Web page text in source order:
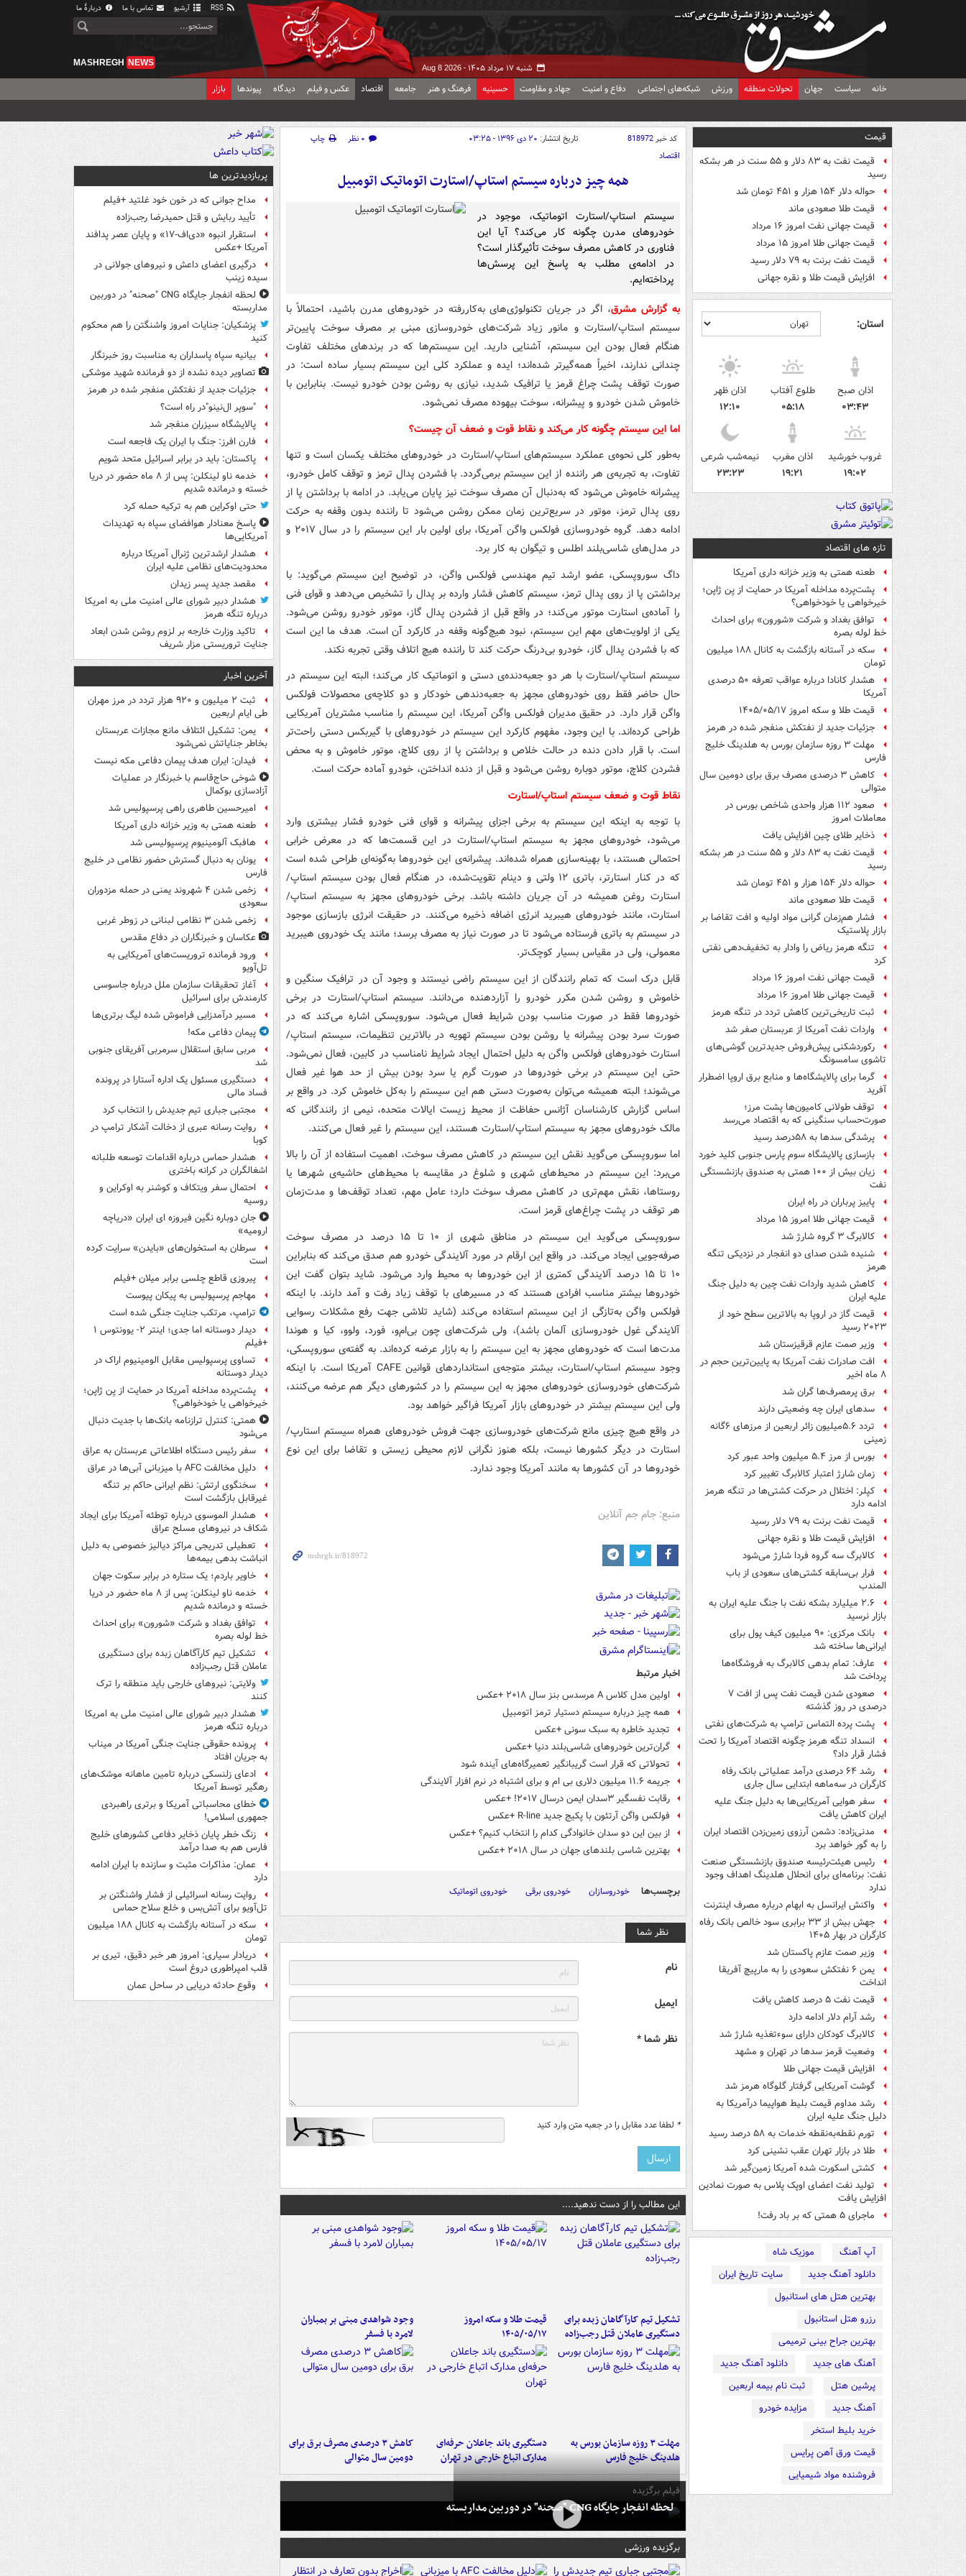
آرشیو تماس با ما دربارهٔ ما
شنبه ۱۷ مرداد ۱۴۰۵ - Aug 8 2026
MASHREGH NEWS
خانه سیاست جهان تحولات منطقه ورزش شبکه‌های اجتماعی دفاع و امنیت جهاد و مقاومت حسینیه فرهنگ و هنر جامعه اقتصاد عکس و فیلم دیدگاه پیوندها بازار
قیمت
قیمت نفت به ۸۳ دلار و ۵۵ سنت در هر بشکه
رسید
حواله دلار ۱۵۴ هزار و ۴۵۱ تومان شد
قیمت طلا صعودی ماند
قیمت جهانی نفت امروز ۱۶ مرداد
قیمت جهانی طلا امروز ۱۵ مرداد
قیمت نفت برنت به ۷۹ دلار رسید
افزایش قیمت طلا و نقره جهانی
استان:
اذان صبح
۰۳:۴۳
طلوع آفتاب
۰۵:۱۸
اذان ظهر
۱۲:۱۰
غروب خورشید
۱۹:۰۲
اذان مغرب
۱۹:۲۱
نیمه‌شب شرعی
۲۳:۲۳
تازه های اقتصاد
طعنه همتی به وزیر خزانه داری آمریکا
پشت‌پرده مداخله آمریکا در حمایت از یِن ژاپن؛
خیرخواهی یا خودخواهی؟
توافق بغداد و شرکت «شورون» برای احداث
خط لوله بصره
سکه در آستانه بازگشت به کانال ۱۸۸ میلیون
تومان
هشدار کانادا درباره عواقب تعرفه ۵۰ درصدی
آمریکا
قیمت طلا و سکه امروز ۱۴۰۵/۰۵/۱۷
جزئیات جدید از نفتکش منفجر شده در هرمز
مهلت ۳ روزه سازمان بورس به هلدینگ خلیج
فارس
کاهش ۳ درصدی مصرف برق برای دومین سال
متوالی
صعود ۱۱۲ هزار واحدی شاخص بورس در
معاملات امروز
ذخایر طلای چین افزایش یافت
قیمت نفت به ۸۳ دلار و ۵۵ سنت در هر بشکه
رسید
حواله دلار ۱۵۴ هزار و ۴۵۱ تومان شد
قیمت طلا صعودی ماند
فشار هم‌زمان گرانی مواد اولیه و افت تقاضا بر
بازار پلاستیک
تنگه هرمز ریاض را وادار به تخفیف‌دهی نفتی
کرد
قیمت جهانی نفت امروز ۱۶ مرداد
قیمت جهانی طلا امروز ۱۶ مرداد
ثبت تاریخی‌ترین کاهش تردد در تنگه هرمز
واردات نفت آمریکا از عربستان صفر شد
رکوردشکنی پیش‌فروش جدیدترین گوشی‌های
تاشوی سامسونگ
گرما برای پالایشگاه‌ها و منابع برق اروپا اضطرار
آفرید
توقف طولانی کامیون‌ها پشت مرز؛
صورت‌حساب سنگینی که به اقتصاد می‌رسد
پرشدگی سدها به ۵۸درصد رسید
بازسازی پالایشگاه سوم پارس جنوبی کلید خورد
زیان بیش از ۱۰۰ همتی به صندوق‌ بازنشستگی
نفت
پاییز پرباران در راه ایران
قیمت جهانی طلا امروز ۱۵ مرداد
کالابرگ ۳ گروه شارژ شد
شنیده شدن صدای دو انفجار در نزدیکی تنگه
هرمز
کاهش شدید واردات نفت چین به دلیل جنگ
علیه ایران
قیمت گاز در اروپا به بالاترین سطح خود از
۲۰۲۳ رسید
وزیر صمت عازم قرقیزستان شد
افت صادرات نفت آمریکا به پایین‌ترین حجم در
۸ ماه اخیر
برق پرمصرف‌ها گران شد
سدهای ایران چه وضعیتی دارند
تردد ۵.۶میلیون زائر اربعین از مرزهای ۶گانه
زمینی
بورس از مرز ۵.۴ میلیون واحد عبور کرد
زمان شارژ اعتبار کالابرگ تغییر کرد
کپلر: اختلال در حرکت کشتی‌ها در تنگه هرمز
ادامه دارد
قیمت نفت برنت به ۷۹ دلار رسید
افزایش قیمت طلا و نقره جهانی
کالابرگ سه گروه فردا شارژ می‌شود
فرار بی‌سابقه کشتی‌های سعودی از باب
المندب
۲.۶ میلیارد بشکه نفت با جنگ علیه ایران به
بازار نرسید
بانک مرکزی: ۹۰ میلیون کیف پول برای
ایرانی‌ها ساخته شد
عارف: تمام بدهی کالابرگ به فروشگاه‌ها
پرداخت شد
صعودی شدن قیمت نفت پس از افت ۷
درصدی در روز گذشته
پشت پرده التماس ترامپ به شرکت‌های نفتی
انسداد تنگه هرمز چگونه اقتصاد آمریکا را تحت
فشار قرار داد؟
رشد ۶۴ درصدی درآمد عملیاتی بانک رفاه
کارگران در سه‌ماهه ابتدایی سال جاری
سفر هوایی آمریکایی‌ها به دلیل جنگ علیه
ایران کاهش یافت
مدنی‌زاده: دشمن آرزوی زمین‌زدن اقتصاد ایران
را به گور خواهد برد
رئیس هیئت‌رئیسه صندوق بازنشستگی صنعت
نفت: برنامه‌ای برای انحلال هلدینگ اهداف وجود
ندارد
واکنش ایرانسل به ابهام درباره مصرف اینترنت
جهش بیش از ۳۳ برابری سود خالص بانک رفاه
کارگران در بهار ۱۴۰۵
وزیر صمت عازم پاکستان شد
یمن ۶ نفتکش سعودی را به مارپیچ آفریقا
انداخت
قیمت نفت ۵ درصد کاهش یافت
رشد آرام دلار ادامه دارد
کالابرگ کودکان دارای سوءتغذیه شارژ شد
وضعیت قرمز سدها در تهران و مشهد
افزایش قیمت جهانی طلا
گوشت آمریکایی گرفتار گلوگاه هرمز شد
رشد مداوم قیمت بلیط هواپیما درآمریکا به
دلیل جنگ علیه ایران
تورم نقطه‌به‌نقطه خدمات به ۵۸ درصد رسید
طلا در بازار تهران عقب نشینی کرد
کشتی اسکورت شده آمریکا زمین‌گیر شد
تولید نفت اعضای اوپک پلاس به صورت نمادین
افزایش یافت
ماجرای ۵ همتی که بر باد رفت!
آپ آهنگ
موزیک شاه
دانلود آهنگ جدید
سایت تاریخ ایران
بهترین هتل های استانبول
رزرو هتل استانبول
بهترین جراح بینی ترمیمی
آهنگ های جدید
دانلود آهنگ جدید
پرشین هتل
ثبت نام بیمه اربعین
آهنگ جدید
مزایده خودرو
خرید بلیط استخر
قیمت ورق آهن پرایس
فروشنده مواد شیمیایی
کد خبر818972 تاریخ انتشار: ۲۰ دی ۱۳۹۶ - ۰۳:۲۵ ۰ نظر
چاپ
اقتصاد
همه چیز درباره سیستم استاپ/استارت اتوماتیک اتومبیل
سیستم استاپ/استارت اتوماتیک، موجود در
خودروهای مدرن چگونه کار می‌کند؟ آیا این
فناوری در کاهش مصرف سوخت تأثیرگذار است؟
در ادامه‌ی مطلب به پاسخ این پرسش‌ها
پرداخته‌ایم.
به گزارش مشرق، اگر در جریان تکنولوژی‌های به‌کاررفته در خودروهای مدرن باشید، احتمالاً با
سیستم استاپ/استارت و مانور زیاد شرکت‌های خودروسازی مبنی بر مصرف سوخت پایین‌تر
هنگام فعال بودن این سیستم، آشنایی دارید. این سیستم‌ها که در برندهای مختلف تفاوت
چندانی ندارند، اخیراً همه‌گیرتر شده‌اند؛ ایده‌ و عملکرد کلی این سیستم بسیار ساده است: در
صورت توقف پشت چراغ قرمز یا ترافیک شدید، نیازی به روشن بودن خودرو نیست. بنابراین با
خاموش شدن خودرو و پیشرانه، سوخت بیهوده مصرف نمی‌شود.
اما این سیستم چگونه کار می‌کند و نقاط قوت و ضعف آن چیست؟
به‌طور کلی نحوه‌ی عملکرد سیستم‌های استاپ/استارت در خودروهای مختلف یکسان است و تنها
تفاوت، به تجربه‌ی هر راننده از این سیستم برمی‌گردد. با فشردن پدال ترمز و توقف کامل خودرو،
پیشرانه خاموش می‌شود که به‌دنبال آن مصرف سوخت نیز پایان می‌یابد. در ادامه با برداشتن پا از
روی پدال ترمز، موتور در سریع‌ترین زمان ممکن روشن می‌شود تا راننده بدون وقفه به حرکت
ادامه دهد. گروه خودروسازی فولکس واگن آمریکا، برای اولین بار این سیستم را در سال ۲۰۱۷ و
در مدل‌های شاسی‌بلند اطلس و تیگوان به‌ کار برد.
داگ سوروپسکی، عضو ارشد تیم مهندسی فولکس واگن، در توضیح این سیستم می‌گوید: با
برداشتن پا از روی پدال ترمز، سیستم کاهش فشار وارده بر پدال را تشخیص می‌دهد و قوای فنی
را آماده‌ی استارت موتور می‌کند؛ در واقع قبل از فشردن پدال گاز، موتور خودرو روشن می‌شود.
یکی از اولویت‌های مهم این سیستم، نبود هیچ‌گونه وقفه در کارکرد آن است. هدف ما این است
که با فشردن پدال گاز، خودرو بی‌درنگ حرکت کند تا راننده هیچ اتلاف وقتی تجربه نکند.
سیستم استاپ/استارت با هر دو جعبه‌دنده‌ی دستی و اتوماتیک کار می‌کند؛ البته این سیستم در
حال حاضر فقط روی خودروهای مجهز به جعبه‌دنده‎ی خودکار و دو کلاچه‌ی محصولات فولکس
واگن قرار دارد. در حقیق مدیران فولکس واگن آمریکا، این سیستم را مناسب مشتریان آمریکایی
طراحی کرده‌اند. با این وجود، مفهوم کارکرد این سیستم در خودروهای با گیربکس دستی راحت‌تر
است. با قرار دادن دنده در حالت خلاص و برداشتن پا از روی کلاچ، موتور خاموش و به محض
فشردن کلاچ، موتور دوباره روشن می‌شود و قبل از دنده انداختن، خودرو آماده حرکت است.
نقاط قوت و ضعف سیستم استاپ/استارت
با توجه به اینکه این سیستم به برخی اجزای پیشرانه و قوای فنی خودرو فشار بیشتری وارد
می‌شود، خودروهای مجهز به سیستم استاپ/استارت در این قسمت‌ها که در معرض خرابی
احتمالی هستند، با بهینه‌سازی همراه شده‌اند. پیشرانه‌ی این خودروها به‌گونه‌ای طراحی شده‌ است
که در کنار استارتر، باتری ۱۲ ولتی و دینام تقویت‌شده، در هنگام فعال بودن سیستم استاپ/
استارت روغن همیشه در آن جریان داشته باشد. برخی خودروهای مجهز به سیستم استاپ/
استارت، مانند خودروهای هیبرید انرژی اضافه ذخیره می‌کنند. در حقیقت انرژی بازسازی موجود
در سیستم به باتری فرستاده می‌شود تا در صورت نیاز به مصرف برسد؛ مانند یک خودروی هیبرید
معمولی، ولی در مقیاس بسیار کوچک‌تر.
قابل درک است که تمام رانندگان از این سیستم راضی نیستند و وجود آن در ترافیک سنگین و
خاموش و روشن شدن مکرر خودرو را آزاردهنده می‌دانند. سیستم استاپ/استارت در برخی
خودروها فقط در صورت مناسب بودن شرایط فعال می‌شود. سوروپسکی اشاره می‌کند که در
صورت سرد بودن پیشرانه یا روشن بودن سیستم تهویه در بالاترین تنظیمات، سیستم استاپ/
استارت خودروهای فولکس واگن به دلیل احتمال ایجاد شرایط نامناسب در کابین، فعال نمی‌شود.
حتی این سیستم در برخی خودروها در صورت گرم یا سرد بودن بیش از حد هوا غیر فعال
می‌شوند؛ البته همیشه می‌توان به‌صورت دستی هم این سیستم را به‌کل خاموش کرد. در واقع بر
اساس گزارش کارشناسان آژانس حفاظت از محیط زیست ایالات متحده، نیمی از رانندگانی که
مالک خودروهای مجهز به سیستم استاپ/استارت هستند، این سیستم را غیر فعال می‌کنند.
اما سوروپسکی می‌گوید نقش این سیستم در کاهش مصرف سوخت، اهمیت استفاده از آن را بالا
می‌برد: این سیستم در محیط‌های شهری و شلوغ در مقایسه با محیط‌های حاشیه‌ی شهرها یا
روستاها، نقش مهم‌تری در کاهش مصرف سوخت دارد؛ عامل مهم، تعداد توقف‌ها و مدت‌زمان
هر توقف در پشت چراغ‌های قرمز است.
سوروپسکی می‌گوید این سیستم در مناطق شهری از ۱۰ تا ۱۵ درصد در مصرف سوخت
صرفه‌جویی ایجاد می‌کند. در واقع این ارقام در مورد آلایندگی خودرو هم صدق می‌کند که بنابراین
۱۰ تا ۱۵ درصد آلایندگی کمتری از این خودروها به محیط وارد می‌شود. شاید بتوان گفت این
خودروها بیشتر مناسب افرادی هستند که در مسیرهای با توقف زیاد رفت و آمد دارند. با اینکه
فولکس واگن به‌تازگی از این سیستم استفاده می‌کند (شاید تلاشی جهت رفع مشکلات رسوایی
آلایندگی غول خودروسازی آلمان باشد)، ولی شرکت‌های چون بی‌ام‌و، فورد، ولوو، کیا و هوندا
مدت‌ها است که خودروهای مجهز به این سیستم را به بازار عرضه کرده‌اند. به گفته‌ی سوروپسکی،
وجود سیستم استاپ/استارت، بیشتر متوجه‌ی استانداردهای قوانین CAFE آمریکا است. با اینکه
شرکت‌های خودروسازی خودروهای مجهز به این سیستم را در کشورهای دیگر هم عرضه می‌کنند،
ولی این سیستم بیشتر در خودروهای بازار آمریکا فراگیر خواهد بود.
در واقع هیچ چیزی مانع شرکت‌های خودروسازی جهت فروش خودروهای همراه سیستم استارپ/
استارت در دیگر کشورها نیست، بلکه هنوز نگرانی لازم محیطی زیستی و تقاضا برای این نوع
خودروها در آن کشورها به مانند آمریکا وجود ندارد.
منبع: جام جم آنلاین
اخبار مرتبط
اولین مدل کلاس A مرسدس بنز سال ۲۰۱۸ +عکس
همه چیز درباره سیستم دستیار ترمز اتومبیل
تجدید خاطره به سبک سونی +عکس
گران‌ترین خودروهای شاسی‌بلند دنیا +عکس
تحولاتی که قرار است گریبانگیر تعمیرگاه‌های آینده شود
جریمه ۱۱.۶ میلیون دلاری بی ام و برای اشتباه در نرم افزار آلایندگی
رقابت نفسگیر ۳سدان ایمن درسال ۲۰۱۷! +عکس
فولکس واگن آرتئون با پکیج جدید R-line +عکس
از بین این دو سدان خانوادگی کدام را انتخاب کنیم؟ +عکس
بهترین شاسی‌ بلندهای جهان در سال ۲۰۱۸ +عکس
برچسب‌ها خودروسازان خودروی برقی خودروی اتوماتیک
نظر شما
نام
ایمیل
نظر شما *
* لطفا عدد مقابل را در جعبه متن وارد کنید
این مطالب را از دست ندهید....
تشکیل تیم کارآگاهان زبده برای
دستگیری عاملان قتل رجب‌زاده
قیمت طلا و سکه امروز
۱۴۰۵/۰۵/۱۷
وجود شواهدی مبنی بر بمباران
لامرد با فسفر
مهلت ۳ روزه سازمان بورس به
هلدینگ خلیج فارس
دستگیری باند جاعلان حرفه‌ای
مدارک اتباع خارجی در تهران
کاهش ۳ درصدی مصرف برق برای
دومین سال متوالی
فیلم برگزیده
لحظه انفجار جایگاه CNG "صحنه" در دوربین مداربسته
برگزیده ورزشی
پربازدیدترین ها
مداح جوانی که در خون خود غلتید +فیلم
تأیید ربایش و قتل حمیدرضا رجب‌زاده
استقرار انبوه «دی‌اف‑۱۷» و پایان عصر پدافند
آمریکا +عکس
درگیری اعضای داعش و نیروهای جولانی در
سیده زینب
لحظه انفجار جایگاه CNG "صحنه" در دوربین
مداربسته
پزشکیان: جنایات امروز واشنگتن را هم محکوم
کنید
بیانیه سپاه پاسداران به مناسبت روز خبرنگار
تصاویر دیده‌ نشده از دو فرمانده شهید موشکی
جزئیات جدید از نفتکش منفجر شده در هرمز
"سوپر ال‌نینو"در راه است؟
پالایشگاه سیزران منفجر شد
فارن افرز: جنگ با ایران یک فاجعه است
پاکستان: باید در برابر اسرائیل متحد شویم
خدمه ناو لینکلن: پس از ۸ ماه حضور در دریا
خسته و درمانده‌ شدیم
حتی اوکراین هم به ترکیه حمله کرد
پاسخ معنادار هوافضای سپاه به تهدیدات
آمریکایی‌ها
هشدار ارشدترین ژنرال آمریکا درباره
محدودیت‌های نظامی علیه ایران
مقصد جدید پسر زیدان
هشدار دبیر شورای عالی امنیت ملی به امریکا
درباره تنگه هرمز
تاکید وزارت خارجه بر لزوم روشن شدن ابعاد
جنایت تروریستی مزار شریف
آخرین اخبار
ثبت ۲ میلیون و ۹۲۰ هزار تردد در مرز مهران
طی ایام اربعین
یمن: تشکیل ائتلاف مانع مجازات عربستان
بخاطر جنایاتش نمی‌شود
فیدان: ایران هدف پیمان دفاعی مکه نیست
شوخی حاج‌قاسم با خبرنگار در عملیات
آزادسازی بوکمال
امیرحسین طاهری راهی پرسپولیس شد
طعنه همتی به وزیر خزانه داری آمریکا
هافبک آلومینیوم پرسپولیسی شد
یونان به دنبال گسترش حضور نظامی در خلیج
فارس
زخمی شدن ۴ شهروند یمنی در حمله مزدوران
سعودی
زخمی شدن ۳ نظامی لبنانی در زوطر غربی
عکاسان و خبرنگاران در دفاع مقدس
ورود فرمانده تروریست‌های آمریکایی به
تل‌آویو
آغاز تحقیقات سازمان ملل درباره جاسوسی
کارمندش برای اسرائیل
مسیر درآمدزایی فراموش شده لیگ برتری‌ها
پیمان دفاعی مکه!
مربی سابق استقلال سرمربی آفریقای جنوبی
شد
دستگیری مسئول یک اداره آستارا در پرونده
فساد مالی
مجتبی جباری تیم جدیدش را انتخاب کرد
روایت رسانه عبری از دخالت آشکار ترامپ در
کوبا
هشدار حماس درباره اقدامات توسعه طلبانه
اشغالگران در کرانه باختری
احتمال سفر ویتکاف و کوشنر به اوکراین و
روسیه
جان دوباره نگین فیروزه ای ایران «دریاچه
ارومیه»
سرطان به استخوان‌های «بایدن» سرایت کرده
است
پیروزی قاطع چلسی برابر میلان +فیلم
مهاجم پرسپولیس به پیکان پیوست
ترامپ، مرتکب جنایت جنگی شده است
دیدار دوستانه اما جدی؛ اینتر ۲- یوونتوس ۱
+فیلم
تساوی پرسپولیس مقابل الومینیوم اراک در
دیدار دوستانه
پشت‌پرده مداخله آمریکا در حمایت از یِن ژاپن؛
خیرخواهی یا خودخواهی؟
همتی: کنترل ترازنامه بانک‌ها با جدیت دنبال
می‌شود
سفر رئیس دستگاه اطلاعاتی عربستان به عراق
دلیل مخالفت AFC با میزبانی آبی‌ها در عراق
سخنگوی ارتش: نظم ایرانی حاکم بر تنگه
غیرقابل بازگشت است
هشدار الموسوی درباره توطئه آمریکا برای ایجاد
شکاف در نیروهای مسلح عراق
تعطیلی تدریجی مراکز دیالیز خصوصی به دلیل
انباشت بدهی بیمه‌ها
خاویر باردم؛ یک ستاره در برابر سکوت جهان
خدمه ناو لینکلن: پس از ۸ ماه حضور در دریا
خسته و درمانده‌ شدیم
توافق بغداد و شرکت «شورون» برای احداث
خط لوله بصره
تشکیل تیم کارآگاهان زبده برای دستگیری
عاملان قتل رجب‌زاده
ولایتی: نیروهای خارجی باید منطقه را ترک
کنند
هشدار دبیر شورای عالی امنیت ملی به امریکا
درباره تنگه هرمز
پرونده حقوقی جنایت جنگی آمریکا در میناب
به جریان افتاد
ادعای زلنسکی درباره تامین ماهانه موشک‌های
رهگیر توسط آمریکا
خطای محاسباتی آمریکا و برتری راهبردی
جمهوری اسلامی!
زنگ خطر پایان ذخایر دفاعی کشورهای خلیج
فارس هم به صدا درآمد
عمان: مذاکرات مثبت و سازنده با ایران ادامه
دارد
روایت رسانه اسرائیلی از فشار واشنگتن بر
تل‌آویو برای آتش‌بس و خلع سلاح حماس
سکه در آستانه بازگشت به کانال ۱۸۸ میلیون
تومان
دریادار سیاری: امروز هر خبر دقیق، تیری بر
قلب امپراطوری دروغ است
وقوع حادثه دریایی در ساحل عمان